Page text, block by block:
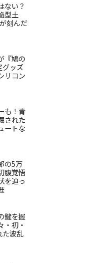
ない？
型土
刻んだ
『鳩の
グッズ
リコン
も！青
された
ートな
の5万
腹覚悟
を迫っ
鍵を握
・初・
波乱